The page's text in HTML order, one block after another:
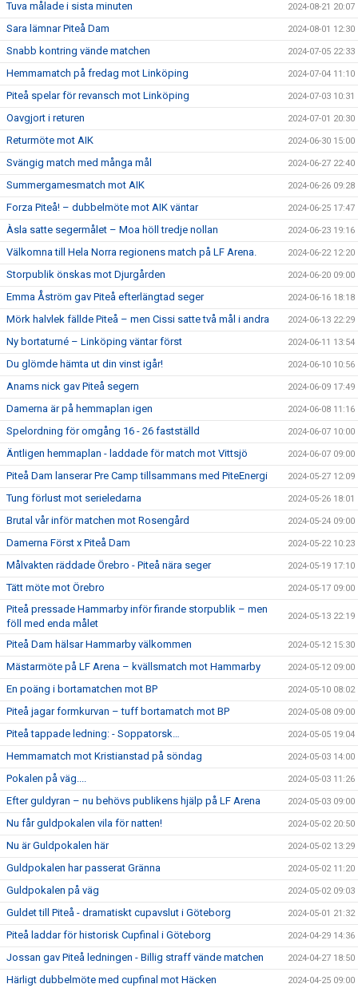
Tuva målade i sista minuten 2024-08-21 20:07
Sara lämnar Piteå Dam 2024-08-01 12:30
Snabb kontring vände matchen 2024-07-05 22:33
Hemmamatch på fredag mot Linköping 2024-07-04 11:10
Piteå spelar för revansch mot Linköping 2024-07-03 10:31
Oavgjort i returen 2024-07-01 20:30
Returmöte mot AIK 2024-06-30 15:00
Svängig match med många mål 2024-06-27 22:40
Summergamesmatch mot AIK 2024-06-26 09:28
Forza Piteå! – dubbelmöte mot AIK väntar 2024-06-25 17:47
Àsla satte segermålet – Moa höll tredje nollan 2024-06-23 19:16
Välkomna till Hela Norra regionens match på LF Arena. 2024-06-22 12:20
Storpublik önskas mot Djurgården 2024-06-20 09:00
Emma Åström gav Piteå efterlängtad seger 2024-06-16 18:18
Mörk halvlek fällde Piteå – men Cissi satte två mål i andra 2024-06-13 22:29
Ny bortaturné – Linköping väntar först 2024-06-11 13:54
Du glömde hämta ut din vinst igår! 2024-06-10 10:56
Anams nick gav Piteå segern 2024-06-09 17:49
Damerna är på hemmaplan igen 2024-06-08 11:16
Spelordning för omgång 16 - 26 fastställd 2024-06-07 10:00
Äntligen hemmaplan - laddade för match mot Vittsjö 2024-06-07 09:00
Piteå Dam lanserar Pre Camp tillsammans med PiteEnergi 2024-05-27 12:09
Tung förlust mot serieledarna 2024-05-26 18:01
Brutal vår inför matchen mot Rosengård 2024-05-24 09:00
Damerna Först x Piteå Dam 2024-05-22 10:23
Målvakten räddade Örebro - Piteå nära seger 2024-05-19 17:10
Tätt möte mot Örebro 2024-05-17 09:00
Piteå pressade Hammarby inför firande storpublik – men
föll med enda målet
2024-05-13 22:19
Piteå Dam hälsar Hammarby välkommen 2024-05-12 15:30
Mästarmöte på LF Arena – kvällsmatch mot Hammarby 2024-05-12 09:00
En poäng i bortamatchen mot BP 2024-05-10 08:02
Piteå jagar formkurvan – tuff bortamatch mot BP 2024-05-08 09:00
Piteå tappade ledning: - Soppatorsk… 2024-05-05 19:04
Hemmamatch mot Kristianstad på söndag 2024-05-03 14:00
Pokalen på väg.... 2024-05-03 11:26
Efter guldyran – nu behövs publikens hjälp på LF Arena 2024-05-03 09:00
Nu får guldpokalen vila för natten! 2024-05-02 20:50
Nu är Guldpokalen här 2024-05-02 13:29
Guldpokalen har passerat Gränna 2024-05-02 11:20
Guldpokalen på väg 2024-05-02 09:03
Guldet till Piteå - dramatiskt cupavslut i Göteborg 2024-05-01 21:32
Piteå laddar för historisk Cupfinal i Göteborg 2024-04-29 14:36
Jossan gav Piteå ledningen - Billig straff vände matchen 2024-04-27 18:50
Härligt dubbelmöte med cupfinal mot Häcken 2024-04-25 09:00